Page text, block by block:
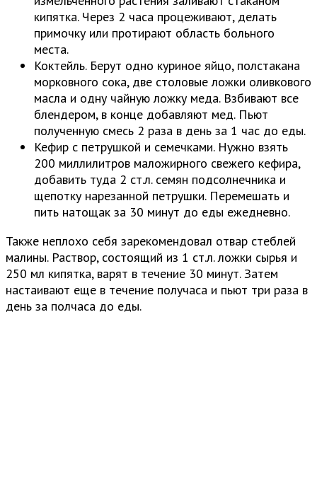
кипятка. Через 2 часа процеживают, делать
примочку или протирают область больного
места.
Коктейль. Берут одно куриное яйцо, полстакана
морковного сока, две столовые ложки оливкового
масла и одну чайную ложку меда. Взбивают все
блендером, в конце добавляют мед. Пьют
полученную смесь 2 раза в день за 1 час до еды.
Кефир с петрушкой и семечками. Нужно взять
200 миллилитров маложирного свежего кефира,
добавить туда 2 ст.л. семян подсолнечника и
щепотку нарезанной петрушки. Перемешать и
пить натощак за 30 минут до еды ежедневно.
Также неплохо себя зарекомендовал отвар стеблей
малины. Раствор, состоящий из 1 ст.л. ложки сырья и
250 мл кипятка, варят в течение 30 минут. Затем
настаивают еще в течение получаса и пьют три раза в
день за полчаса до еды.